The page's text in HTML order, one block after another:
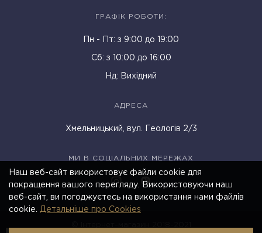
ГРАФІК РОБОТИ:
Пн - Пт: з 9:00 до 19:00
Cб: з 10:00 до 16:00
Нд: Вихідний
АДРЕСА
Хмельницький, вул. Геологів 2/3
МИ В СОЦІАЛЬНИХ МЕРЕЖАХ
Наш веб-сайт використовує файли cookie для
покращення вашого перегляду. Використовуючи наш
веб-сайт, ви погоджуєтесь на використання нами файлів
cookie. Детальніше про Cookies